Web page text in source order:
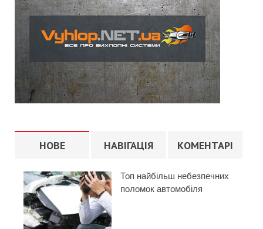
НОВЕ НАВІГАЦІЯ КОМЕНТАРІ
Топ найбільш небезпечних
поломок автомобіля